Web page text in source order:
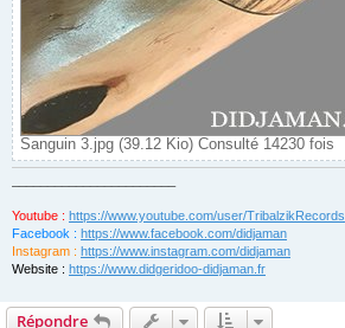
Sanguin 3.jpg (39.12 Kio) Consulté 14230 fois
Youtube : https://www.youtube.com/user/TribalzikRecords
Facebook : https://www.facebook.com/didjaman
Instagram : https://www.instagram.com/didjaman
Website : https://www.didgeridoo-didjaman.fr
Répondre